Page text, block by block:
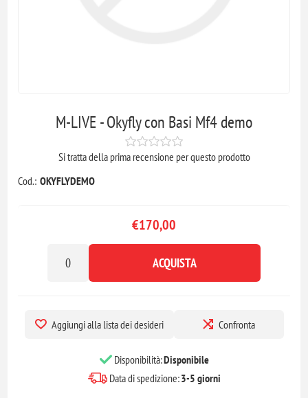
M-LIVE - Okyfly con Basi Mf4 demo
Si tratta della prima recensione per questo prodotto
Cod.: OKYFLYDEMO
€170,00
ACQUISTA
Aggiungi alla lista dei desideri Confronta
Disponibilità:Disponibile
Data di spedizione:3-5 giorni